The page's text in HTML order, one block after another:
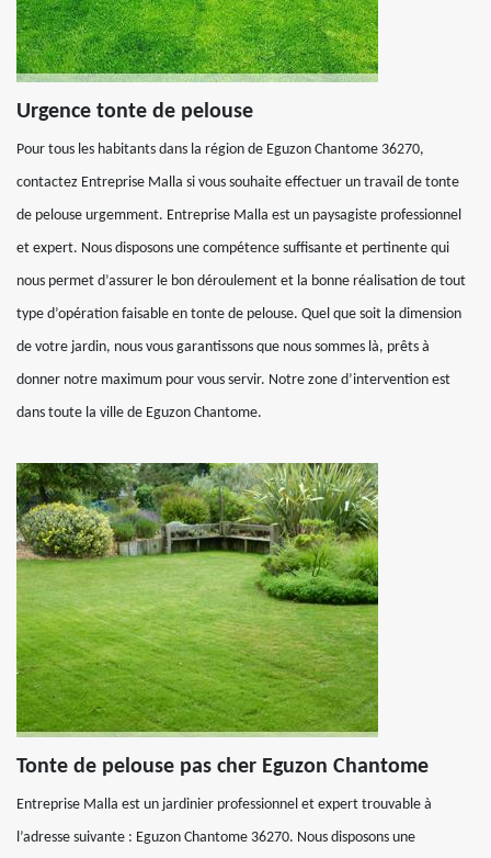
Urgence tonte de pelouse
Pour tous les habitants dans la région de Eguzon Chantome 36270,
contactez Entreprise Malla si vous souhaite effectuer un travail de tonte
de pelouse urgemment. Entreprise Malla est un paysagiste professionnel
et expert. Nous disposons une compétence suffisante et pertinente qui
nous permet d’assurer le bon déroulement et la bonne réalisation de tout
type d’opération faisable en tonte de pelouse. Quel que soit la dimension
de votre jardin, nous vous garantissons que nous sommes là, prêts à
donner notre maximum pour vous servir. Notre zone d’intervention est
dans toute la ville de Eguzon Chantome.
Tonte de pelouse pas cher Eguzon Chantome
Entreprise Malla est un jardinier professionnel et expert trouvable à
l’adresse suivante : Eguzon Chantome 36270. Nous disposons une